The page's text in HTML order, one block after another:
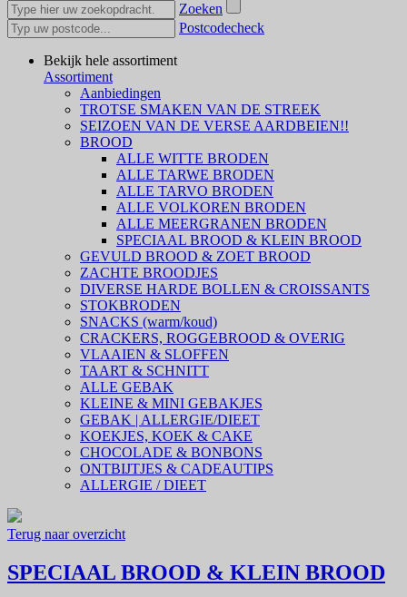
Zoeken
Postcodecheck
Bekijk hele assortiment
Assortiment
Aanbiedingen
TROTSE SMAKEN VAN DE STREEK
SEIZOEN VAN DE VERSE AARDBEIEN!!
BROOD
ALLE WITTE BRODEN
ALLE TARWE BRODEN
ALLE TARVO BRODEN
ALLE VOLKOREN BRODEN
ALLE MEERGRANEN BRODEN
SPECIAAL BROOD & KLEIN BROOD
GEVULD BROOD & ZOET BROOD
ZACHTE BROODJES
DIVERSE HARDE BOLLEN & CROISSANTS
STOKBRODEN
SNACKS (warm/koud)
CRACKERS, ROGGEBROOD & OVERIG
VLAAIEN & SLOFFEN
TAART & SCHNITT
ALLE GEBAK
KLEINE & MINI GEBAKJES
GEBAK | ALLERGIE/DIEET
KOEKJES, KOEK & CAKE
CHOCOLADE & BONBONS
ONTBIJTJES & CADEAUTIPS
ALLERGIE / DIEET
Terug naar overzicht
SPECIAAL BROOD & KLEIN BROOD